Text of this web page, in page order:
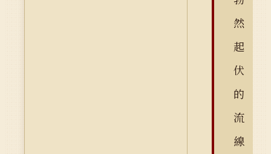
然
起
伏
的
流
線